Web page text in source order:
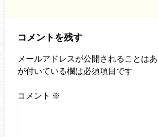
コメントを残す
メールアドレスが公開されることはあ
が付いている欄は必須項目です
コメント ※